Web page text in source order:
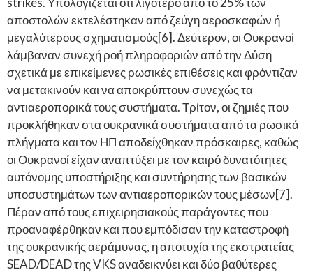
αποστολών εκτελέστηκαν από ζεύγη αεροσκαφών ή
μεγαλύτερους σχηματισμούς[6]. Δεύτερον, οι Ουκρανοί
λάμβαναν συνεχή ροή πληροφοριών από την Δύση
σχετικά με επικείμενες ρωσικές επιθέσεις και φρόντιζαν
να μετακινούν και να αποκρύπτουν συνεχώς τα
αντιαεροπορικά τους συστήματα. Τρίτον, οι ζημιές που
προκλήθηκαν στα ουκρανικά συστήματα από τα ρωσικά
πλήγματα και τον ΗΠ αποδείχθηκαν πρόσκαιρες, καθώς
οι Ουκρανοί είχαν αναπτύξει με τον καιρό δυνατότητες
αυτόνομης υποστήριξης και συντήρησης των βασικών
υποσυστημάτων των αντιαεροπορικών τους μέσων[7].
Πέραν από τους επιχειρησιακούς παράγοντες που
προαναφέρθηκαν και που εμπόδισαν την καταστροφή
της ουκρανικής αεράμυνας, η αποτυχία της εκστρατείας
SEAD/DEAD της VKS αναδεικνύει και δύο βαθύτερες